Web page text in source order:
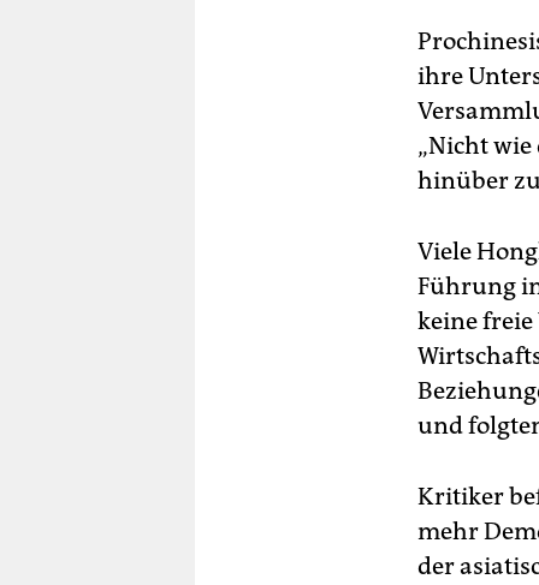
ihre
„Nicht wie
hinüber
Viele
Führung
keine freie
und
Kritiker
mehr
der